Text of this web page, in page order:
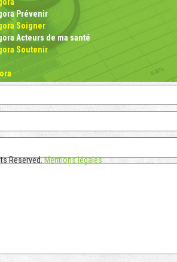
Prévenir
Soigner
Acteurs de ma santé
Soutenir
Reserved.Mentions légales